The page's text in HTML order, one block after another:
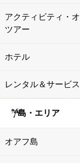
アクティビティ・
ツアー
ホテル
レンタル＆サービス
島・エリア
オアフ島